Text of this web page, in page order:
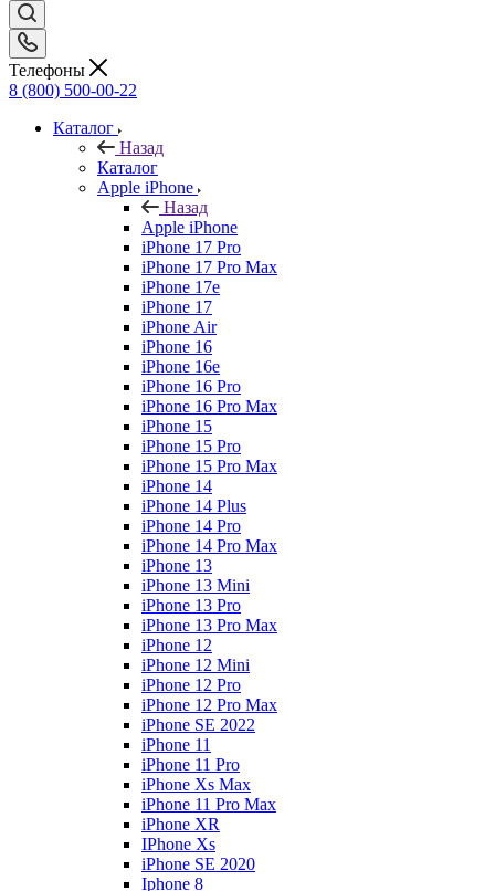
Телефоны
8 (800) 500-00-22
Каталог
Назад
Каталог
Apple iPhone
Назад
Apple iPhone
iPhone 17 Pro
iPhone 17 Pro Max
iPhone 17e
iPhone 17
iPhone Air
iPhone 16
iPhone 16e
iPhone 16 Pro
iPhone 16 Pro Max
iPhone 15
iPhone 15 Pro
iPhone 15 Pro Max
iPhone 14
iPhone 14 Plus
iPhone 14 Pro
iPhone 14 Pro Max
iPhone 13
iPhone 13 Mini
iPhone 13 Pro
iPhone 13 Pro Max
iPhone 12
iPhone 12 Mini
iPhone 12 Pro
iPhone 12 Pro Max
iPhone SE 2022
iPhone 11
iPhone 11 Pro
iPhone Xs Max
iPhone 11 Pro Max
iPhone XR
IPhone Xs
iPhone SE 2020
Iphone 8